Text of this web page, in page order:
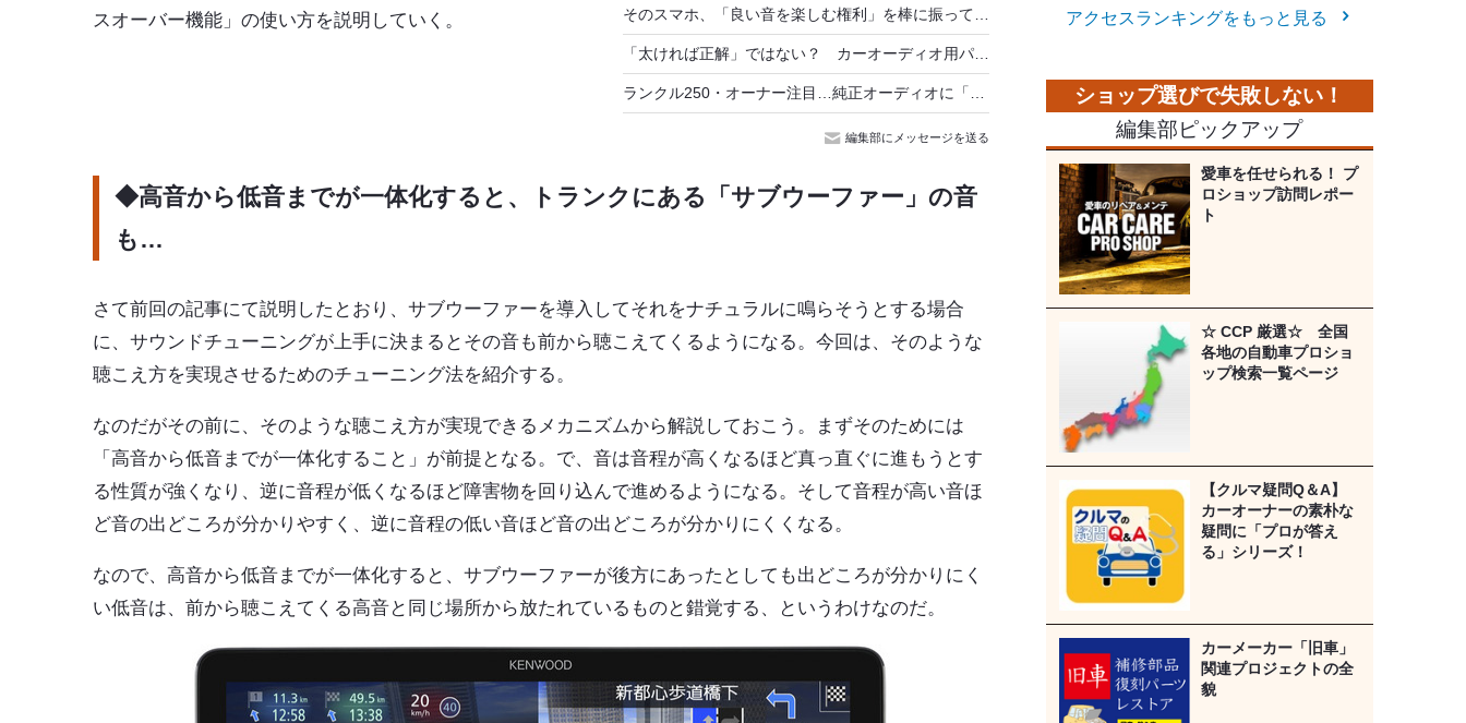
「太ければ正解」ではない？ カーオーディオ用パワーケーブルの正しい選び方［カー用音響機材・チョイスの極意…パーツ＆部材編］
編集部にメッセージを送る
スオーバー機能 」の使い方を説明していく。
◆高音から低音までが一体化すると、トランクにある「サブウーファー」の音
も…
さて前回の記事にて説明したとおり、サブウーファーを導入してそれをナチュラルに鳴らそうとする場合
に、サウンドチューニングが上手に決まるとその音も前から聴こえてくるようになる。今回は、そのような
聴こえ方を実現させるためのチューニング法を紹介する。
なのだがその前に、そのような聴こえ方が実現できるメカニズムから解説しておこう。まずそのためには
「高音から低音までが一体化すること」が前提となる。で、音は音程が高くなるほど真っ直ぐに進もうとす
る性質が強くなり、逆に音程が低くなるほど障害物を回り込んで進めるようになる。そして音程が高い音ほ
ど音の出どころが分かりやすく、逆に音程の低い音ほど音の出どころが分かりにくくなる。
なので、高音から低音までが一体化すると、サブウーファーが後方にあったとしても出どころが分かりにく
い低音は、前から聴こえてくる高音と同じ場所から放たれているものと錯覚する、というわけなのだ。
アクセスランキングをもっと見る
編集部ピックアップ
愛車を任せられる！ プ
ロショップ訪問レポー
ト
☆ CCP 厳選☆ 全国
各地の自動車プロショ
ップ検索一覧ページ
【クルマ疑問Q＆A】
カーオーナーの素朴な
疑問に「プロが答え
る」シリーズ！
カーメーカー「旧車」
関連プロジェクトの全
貌